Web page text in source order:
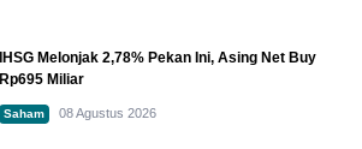
IHSG Melonjak 2,78% Pekan Ini, Asing Net Buy
Rp695 Miliar
Saham 08 Agustus 2026